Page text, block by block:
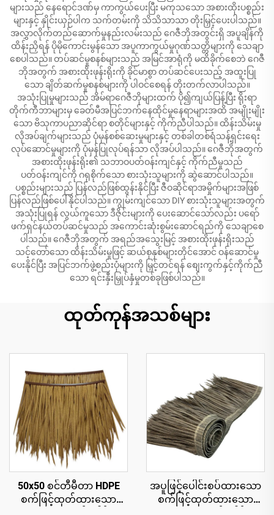
များသည် နေရောင်ဒဏ်မှ ကာကွယ်ပေးပြီး မကုသသော အစားထိုးပစ္စည်း
များနှင့် နှိုင်းယှဉ်ပါက သက်တမ်းကို သိသိသာသာ တိုးမြှင့်ပေးပါသည်။
အလွှာလိုက်တည်ဆောက်မှုနည်းလမ်းသည် ဂေဇီဘိုအတွင်းရှိ အပူချိန်ကို
ထိန်းညှိရန် ပိုမိုကောင်းမွန်သော အပူကာကွယ်မှုဂုဏ်သတ္တိများကို သေချာ
စေပါသည်။ တပ်ဆင်မှုစနစ်များသည် အမြင်အာရုံကို မထိခိုက်စေဘဲ ဂေဇီ
ဘိုအတွက် အစားထိုးဖုန်းရိုးကို ခိုင်မာစွာ တပ်ဆင်ပေးသည့် အထူးပြု
သော ချိတ်ဆက်မှုစနစ်များကို ပါဝင်စေရန် တိုးတက်လာပါသည်။
အသုံးပြုမှုများသည် အိမ်ရာဂေဇီဘိုများထက် ပို၍ကျယ်ပြန့်ပြီး ရိုးရာ
တိုက်ကီဘာများမှ ခေတ်မီအပြင်ဘက်နေထိုင်မှုနေရာများအထိ အမျိုးမျိုး
သော ဗိသုကာပညာဆိုင်ရာ စတိုင်များနှင့် ကိုက်ညီပါသည်။ ထိန်းသိမ်းမှု
လိုအပ်ချက်များသည် ပုံမှန်စစ်ဆေးမှုများနှင့် တစ်ခါတစ်ရံသန့်ရှင်းရေး
လုပ်ဆောင်မှုများကို ပုံမှန်ပြုလုပ်ရန်သာ လိုအပ်ပါသည်။ ဂေဇီဘိုအတွက်
အစားထိုးဖုန်းရိုး၏ သဘာဝပတ်ဝန်းကျင်နှင့် ကိုက်ညီမှုသည်
ပတ်ဝန်းကျင်ကို ဂရုစိုက်သော စားသုံးသူများကို ဆွဲဆောင်ပါသည်။
ပစ္စည်းများသည် ပြန်လည်ဖြစ်ထွန်းနိုင်ပြီး ဇီဝဆိုင်ရာအမှိုက်များအဖြစ်
ပြန်လည်ဖြစ်ပေါ်နိုင်ပါသည်။ ကျွမ်းကျင်သော DIY စားသုံးသူများအတွက်
အသုံးပြုရန် လွယ်ကူသော ဒီဇိုင်းများကို ပေးဆောင်သော်လည်း ပရော်
ဖက်ရှင်နယ်တပ်ဆင်မှုသည် အကောင်းဆုံးစွမ်းဆောင်ရည်ကို သေချာစေ
ပါသည်။ ဂေဇီဘိုအတွက် အရည်အသွေးမြင့် အစားထိုးဖုန်းရိုးသည်
သင့်တော်သော ထိန်းသိမ်းမှုဖြင့် ဆယ်စုနှစ်များတိုင်အောင် ဝန်ဆောင်မှု
ပေးနိုင်ပြီး အပြင်ဘက်ဖွဲ့စည်းပုံများကို မြှင့်တင်ရန် စျေးကွက်နှင့်ကိုက်ညီ
သော ရင်းနှီးမြှုပ်နှံမှုတစ်ခုဖြစ်ပါသည်။
ထုတ်ကုန်အသစ်များ
50x50 စင်တီမီတာ HDPE
စက်ဖြင့်ထုတ်ထားသော
အပူဖြင့်ပေါင်းစပ်ထားသော
စက်ဖြင့်ထုတ်ထားသော